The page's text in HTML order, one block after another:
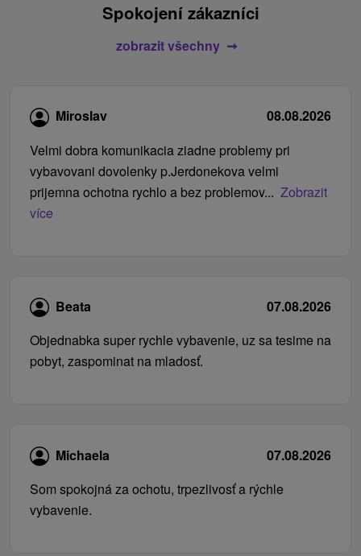
Spokojení zákazníci
zobrazit všechny
Miroslav
08.08.2026
Velmi dobra komunikacia ziadne problemy pri
vybavovani dovolenky p.Jerdonekova velmi
prijemna ochotna rychlo a bez problemov... Zobrazit
více
Beata
07.08.2026
Objednabka super rychle vybavenie, uz sa tesime na
pobyt, zaspominat na mladosť.
Michaela
07.08.2026
Som spokojná za ochotu, trpezlivosť a rýchle
vybavenie.